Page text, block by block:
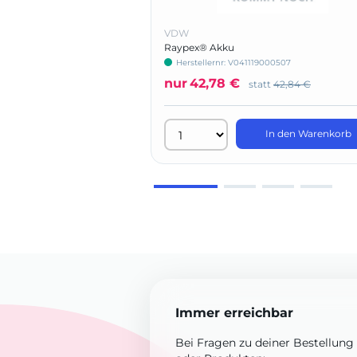
VDW
Raypex® Akku
Herstellernr: V041119000507
nur42,78 € statt 42,84 €
In den Warenkorb
Immer erreichbar
Bei Fragen zu deiner Bestellung